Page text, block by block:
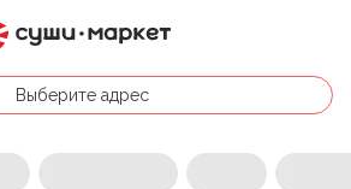
Выберите адрес